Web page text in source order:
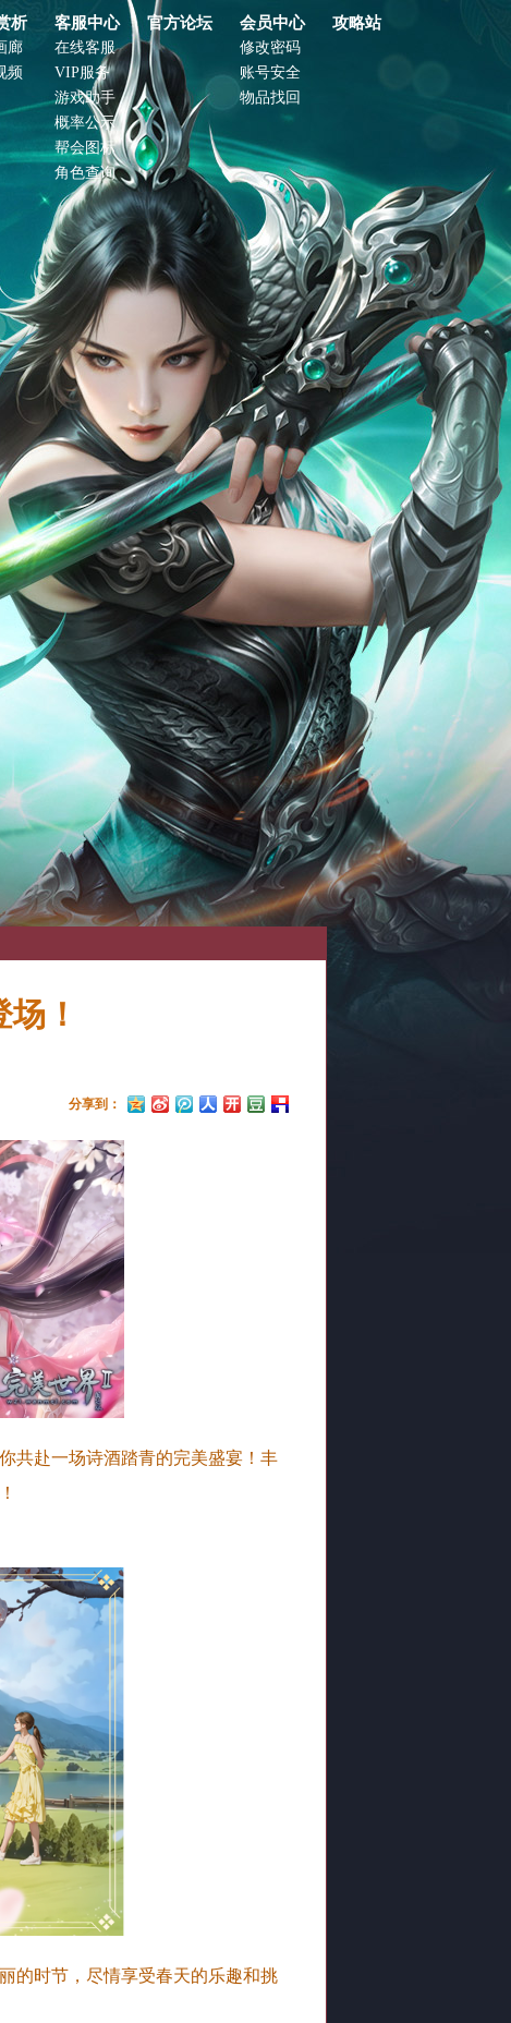
析
廊
频
客服中心
在线客服
VIP服务
游戏助手
概率公示
帮会图标
角色查询
官方论坛 会员中心
修改密码
账号安全
物品找回
攻略站
！
分享到：
共赴一场诗酒踏青的完美盛宴！丰
的时节，尽情享受春天的乐趣和挑